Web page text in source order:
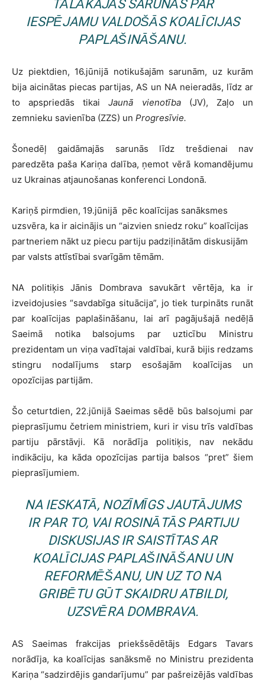
TĀLĀKAJĀS SARUNĀS PAR
IESPĒJAMU VALDOŠĀS KOALĪCIJAS
PAPLAŠINĀŠANU.
Uz piektdien, 16.jūnijā notikušajām sarunām, uz kurām
bija aicinātas piecas partijas, AS un NA neieradās, līdz ar
to apspriedās tikai Jaunā vienotība (JV), Zaļo un
zemnieku savienība (ZZS) un Progresīvie.
Šonedēļ gaidāmajās sarunās līdz trešdienai nav
paredzēta paša Kariņa dalība, ņemot vērā komandējumu
uz Ukrainas atjaunošanas konferenci Londonā.
Kariņš pirmdien, 19.jūnijā pēc koalīcijas sanāksmes
uzsvēra, ka ir aicinājis un “aizvien sniedz roku” koalīcijas
partneriem nākt uz piecu partiju padziļinātām diskusijām
par valsts attīstībai svarīgām tēmām.
NA politiķis Jānis Dombrava savukārt vērtēja, ka ir
izveidojusies “savdabīga situācija”, jo tiek turpināts runāt
par koalīcijas paplašināšanu, lai arī pagājušajā nedēļā
Saeimā notika balsojums par uzticību Ministru
prezidentam un viņa vadītajai valdībai, kurā bijis redzams
stingru nodalījums starp esošajām koalīcijas un
opozīcijas partijām.
Šo ceturtdien, 22.jūnijā Saeimas sēdē būs balsojumi par
pieprasījumu četriem ministriem, kuri ir visu trīs valdības
partiju pārstāvji. Kā norādīja politiķis, nav nekādu
indikāciju, ka kāda opozīcijas partija balsos “pret” šiem
pieprasījumiem.
NA IESKATĀ, NOZĪMĪGS JAUTĀJUMS
IR PAR TO, VAI ROSINĀTĀS PARTIJU
DISKUSIJAS IR SAISTĪTAS AR
KOALĪCIJAS PAPLAŠINĀŠANU UN
REFORMĒŠANU, UN UZ TO NA
GRIBĒTU GŪT SKAIDRU ATBILDI,
UZSVĒRA DOMBRAVA.
AS Saeimas frakcijas priekšsēdētājs Edgars Tavars
norādīja, ka koalīcijas sanāksmē no Ministru prezidenta
Kariņa “sadzirdējis gandarījumu” par pašreizējās valdības